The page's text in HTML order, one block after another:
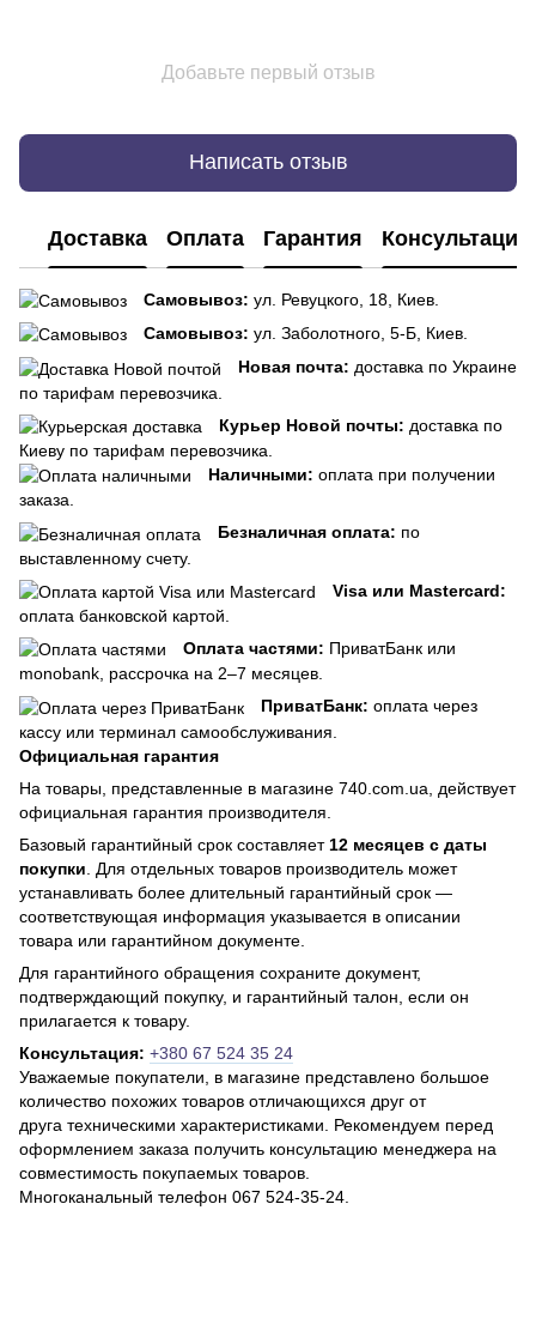
Добавьте первый отзыв
Написать отзыв
Доставка Оплата Гарантия Консультация
Самовывоз: ул. Ревуцкого, 18, Киев.
Самовывоз: ул. Заболотного, 5-Б, Киев.
Новая почта: доставка по Украине
по тарифам перевозчика.
Курьер Новой почты: доставка по
Киеву по тарифам перевозчика.
Наличными: оплата при получении
заказа.
Безналичная оплата: по
выставленному счету.
Visa или Mastercard:
оплата банковской картой.
Оплата частями: ПриватБанк или
monobank, рассрочка на 2–7 месяцев.
ПриватБанк: оплата через
кассу или терминал самообслуживания.
Официальная гарантия
На товары, представленные в магазине 740.com.ua, действует
официальная гарантия производителя.
Базовый гарантийный срок составляет 12 месяцев с даты
покупки . Для отдельных товаров производитель может
устанавливать более длительный гарантийный срок —
соответствующая информация указывается в описании
товара или гарантийном документе.
Для гарантийного обращения сохраните документ,
подтверждающий покупку, и гарантийный талон, если он
прилагается к товару.
Консультация: +380 67 524 35 24
Уважаемые покупатели, в магазине представлено большое
количество похожих товаров отличающихся друг от
друга техническими характеристиками. Рекомендуем перед
оформлением заказа получить консультацию менеджера на
совместимость покупаемых товаров.
Многоканальный телефон 067 524-35-24.